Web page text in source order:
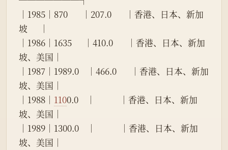
│1985│870       │207.0       │香港、日本、新加
坡      │
│1986│1635      │410.0       │香港、日本、新加
坡、美国│
│1987│1989.0    │466.0       │香港、日本、新加
坡、美国│
│1988│ 1100.0    │            │香港、日本、新加
坡、美国│
│1989│1300.0    │            │香港、日本、新加
坡、美国│